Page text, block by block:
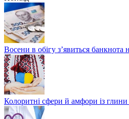
Восени в обігу з’явиться
Колоритні сфери й амфори із